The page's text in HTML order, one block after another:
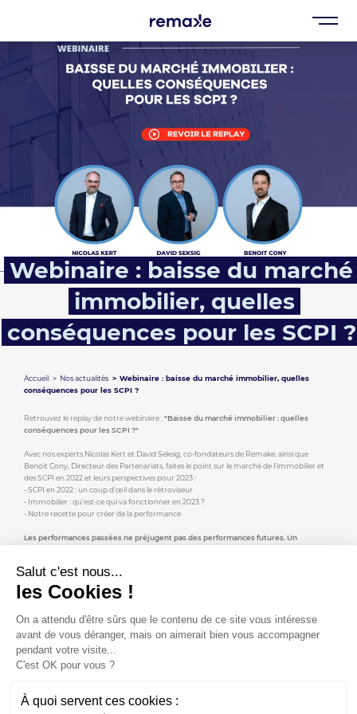
Webinaire : baisse du marché
immobilier, quelles
conséquences pour les SCPI ?
Accueil Nos actualités
Webinaire : baisse du marché immobilier, quelles
conséquences pour les SCPI ?
Retrouvez le replay de notre webinaire :"Baisse du marché immobilier : quelles
conséquences pour les SCPI ?"
Avec nos experts Nicolas Kert et David Seksig, co-fondateurs de Remake, ainsi que
Benoit Cony, Directeur des Partenariats, faites le point sur le marché de l'immobilier et
des SCPI en 2022 et leurs perspectives pour 2023 :
- SCPI en 2022 : un coup d'œil dans le rétroviseur
- Immobilier : qu'est-ce qui va fonctionner en 2023 ?
- Notre recette pour créer de la performance
Les performances passées ne préjugent pas des performances futures. Un
marchés de l’immobilier français et étranger. Pour plus d’informations, renseignez-
vous auprès de votre conseiller.
Salut c'est nous...
les Cookies !
On a attendu d'être sûrs que le contenu de ce site vous intéresse
avant de vous déranger, mais on aimerait bien vous accompagner
pendant votre visite...
C'est OK pour vous ?
À quoi servent ces cookies :